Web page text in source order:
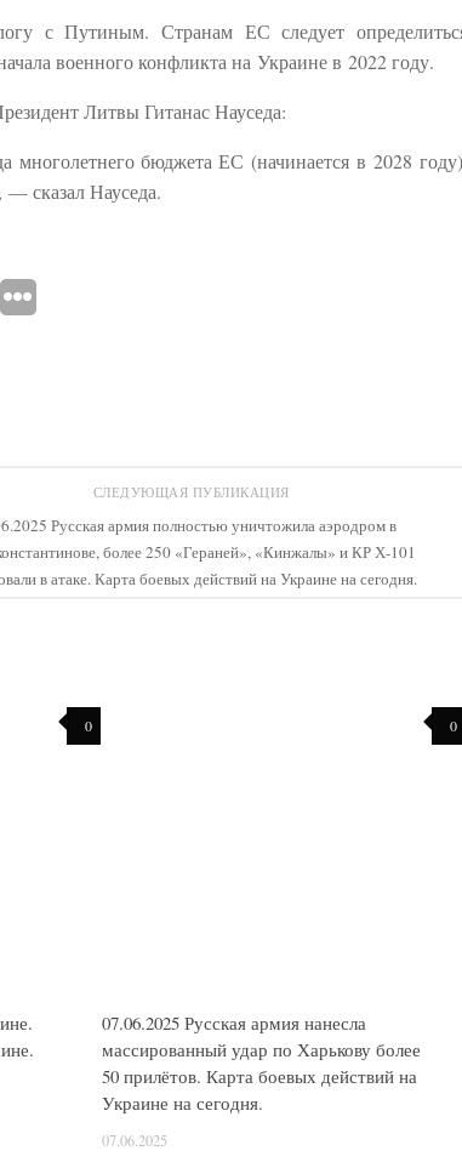
с Путиным. Странам ЕС следует
военного конфликта на Украине в 2022 году.
Литвы Гитанас Науседа:
бюджета ЕС (начинается в 2028
сказал Науседа.
СЛЕДУЮЩАЯ ПУБЛИКАЦИЯ
Русская армия полностью уничтожила аэродром в
более 250 «Гераней», «Кинжалы» и КР Х-101
в атаке. Карта боевых действий на Украине на сегодня.
0 0
07.06.2025 Русская армия нанесла
массированный удар по Харькову более
50 прилётов. Карта боевых действий на
Украине на сегодня.
07.06.2025